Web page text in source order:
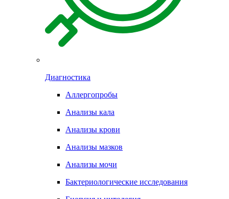
Диагностика
Аллергопробы
Анализы кала
Анализы крови
Анализы мазков
Анализы мочи
Бактериологические исследования